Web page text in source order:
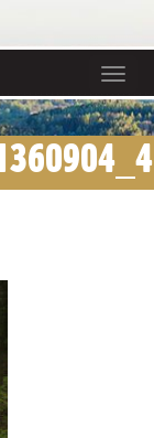
Toggle